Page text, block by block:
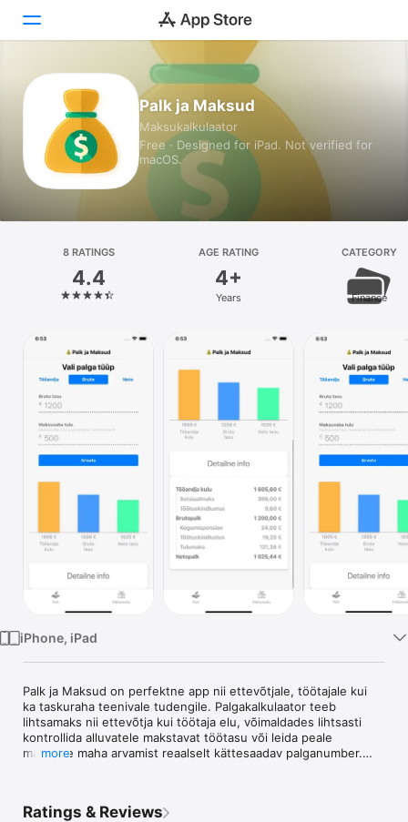
Today
Games
Apps
Platform
iPhone
TV
Palk ja Maksud
Maksukalkulaator
Free · Designed for iPad. Not verified for
macOS.
8 RATINGS
4.4
AGE RATING
4+
Years
CATEGORY
Finance
iPhone, iPad
Palk ja Maksud on perfektne app nii ettevõtjale, töötajale kui
ka taskuraha teenivale tudengile. Palgakalkulaator teeb
lihtsamaks nii ettevõtja kui töötaja elu, võimaldades lihtsasti
kontrollida alluvatele makstavat töötasu või leida peale
maksude maha arvamist reaalselt kättesaadav palganumber.
more
Ratings & Reviews